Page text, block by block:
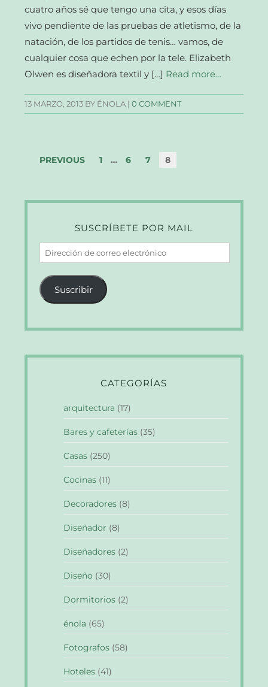
cuatro años sé que tengo una cita, y esos días
vivo pendiente de las pruebas de atletismo, de la
natación, de los partidos de tenis… vamos, de
cualquier cosa que echen por la tele. Elizabeth
Olwen es diseñadora textil y […] Read more…
13 MARZO, 2013 BY ÉNOLA |0 COMMENT
PREVIOUS 1 … 6 7 8
SUSCRÍBETE POR MAIL
Dirección
de
correo
electrónico
Suscribir
CATEGORÍAS
arquitectura (17)
Bares y cafeterías (35)
Casas (250)
Cocinas (11)
Decoradores (8)
Diseñador (8)
Diseñadores (2)
Diseño (30)
Dormitorios (2)
énola (65)
Fotografos (58)
Hoteles (41)